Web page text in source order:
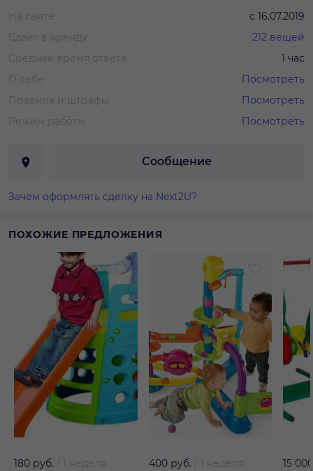
На сайте с 16.07.2019
Сдает в аренду
212 вещей
Среднее время ответа
1 час
О себе
Посмотреть
Правила и штрафы
Посмотреть
Режим работы
Посмотреть
Сообщение
Зачем оформлять сделку на Next2U?
ПОХОЖИЕ ПРЕДЛОЖЕНИЯ
180 руб.
1 неделя
400 руб.
1 неделя
15